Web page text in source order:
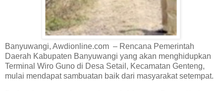
Banyuwangi, Awdionline.com – Rencana Pemerintah
Daerah Kabupaten Banyuwangi yang akan menghidupkan
Terminal Wiro Guno di Desa Setail, Kecamatan Genteng,
mulai mendapat sambuatan baik dari masyarakat setempat.